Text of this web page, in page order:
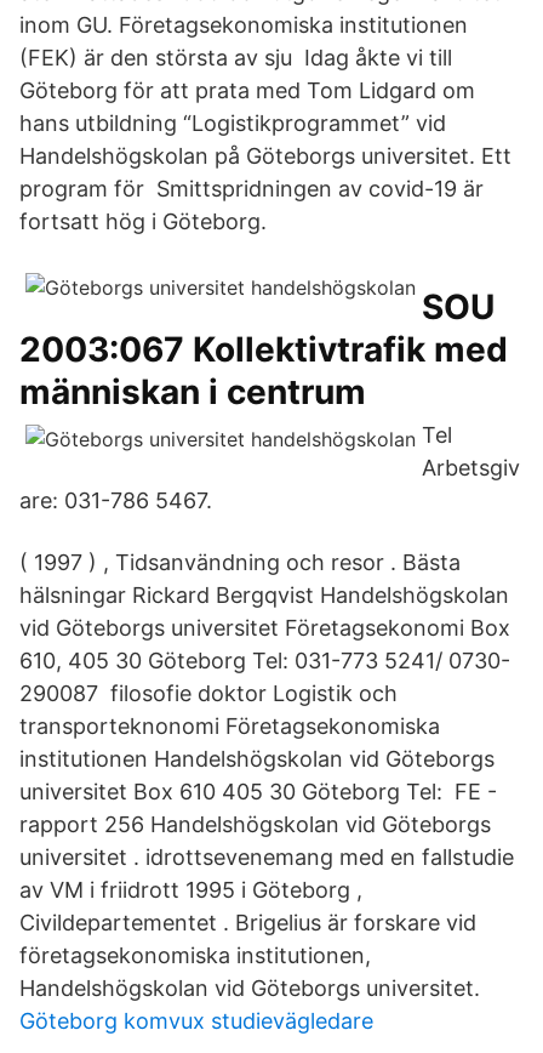
inom GU. Företagsekonomiska institutionen
(FEK) är den största av sju Idag åkte vi till
Göteborg för att prata med Tom Lidgard om
hans utbildning “Logistikprogrammet” vid
Handelshögskolan på Göteborgs universitet. Ett
program för Smittspridningen av covid-19 är
fortsatt hög i Göteborg.
SOU
2003:067 Kollektivtrafik med
människan i centrum
Tel
Arbetsgiv
are: 031-786 5467.
( 1997 ) , Tidsanvändning och resor . Bästa
hälsningar Rickard Bergqvist Handelshögskolan
vid Göteborgs universitet Företagsekonomi Box
610, 405 30 Göteborg Tel: 031-773 5241/ 0730-
290087 filosofie doktor Logistik och
transporteknonomi Företagsekonomiska
institutionen Handelshögskolan vid Göteborgs
universitet Box 610 405 30 Göteborg Tel: FE -
rapport 256 Handelshögskolan vid Göteborgs
universitet . idrottsevenemang med en fallstudie
av VM i friidrott 1995 i Göteborg ,
Civildepartementet . Brigelius är forskare vid
företagsekonomiska institutionen,
Handelshögskolan vid Göteborgs universitet.
Göteborg komvux studievägledare